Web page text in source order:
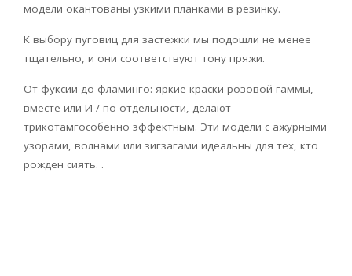
модели окантованы узкими планками в резинку.
К выбору пуговиц для застежки мы подошли не менее
тщательно, и они соответствуют тону пряжи.
От фуксии до фламинго: яркие краски розовой гаммы,
вместе или И / по отдельности, делают
трикотамгособенно эффектным. Эти модели с ажурными
узорами, волнами или зигзагами идеальны для тех, кто
рожден сиять. .